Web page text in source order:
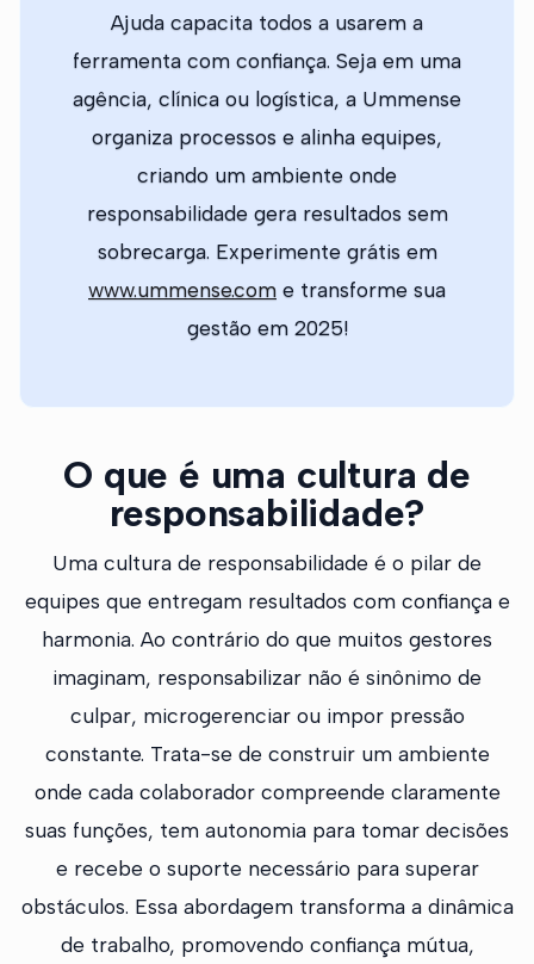
Ajuda capacita todos a usarem a
ferramenta com confiança. Seja em uma
agência, clínica ou logística, a Ummense
organiza processos e alinha equipes,
criando um ambiente onde
responsabilidade gera resultados sem
sobrecarga. Experimente grátis em
www.ummense.com e transforme sua
gestão em 2025!
O que é uma cultura de
responsabilidade?
Uma cultura de responsabilidade é o pilar de
equipes que entregam resultados com confiança e
harmonia. Ao contrário do que muitos gestores
imaginam, responsabilizar não é sinônimo de
culpar, microgerenciar ou impor pressão
constante. Trata-se de construir um ambiente
onde cada colaborador compreende claramente
suas funções, tem autonomia para tomar decisões
e recebe o suporte necessário para superar
obstáculos. Essa abordagem transforma a dinâmica
de trabalho, promovendo confiança mútua,